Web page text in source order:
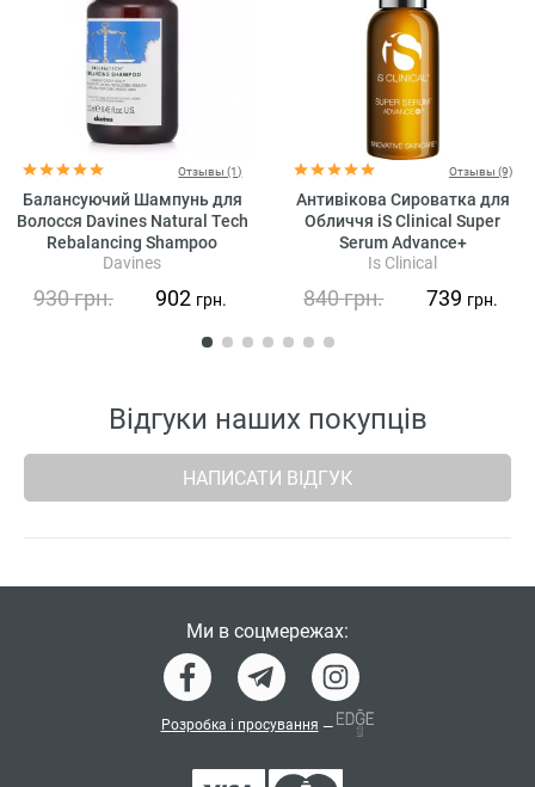
Отзывы (1)
Балансуючий Шампунь для
Волосся Davines Natural Tech
Rebalancing Shampoo
Davines
930грн. 902 грн.
Отзывы (9)
Антивікова Сироватка для
Обличчя iS Clinical Super
Serum Advance+
Is Clinical
840грн. 739 грн.
Відгуки наших покупців
НАПИСАТИ ВІДГУК
Ми в соцмережах:
Розробка і просування —